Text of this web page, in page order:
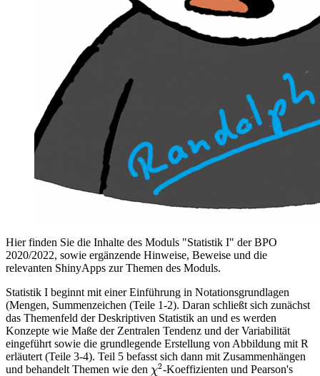
Hier finden Sie die Inhalte des Moduls "Statistik I" der BPO
2020/2022, sowie ergänzende Hinweise, Beweise und die
relevanten ShinyApps zur Themen des Moduls.
Statistik I beginnt mit einer Einführung in Notationsgrundlagen
(Mengen, Summenzeichen (Teile 1-2). Daran schließt sich zunächst
das Themenfeld der Deskriptiven Statistik an und es werden
Konzepte wie Maße der Zentralen Tendenz und der Variabilität
eingeführt sowie die grundlegende Erstellung von Abbildung mit R
erläutert (Teile 3-4). Teil 5 befasst sich dann mit Zusammenhängen
und behandelt Themen wie den χ2
χ2-Koeffizienten und Pearson's